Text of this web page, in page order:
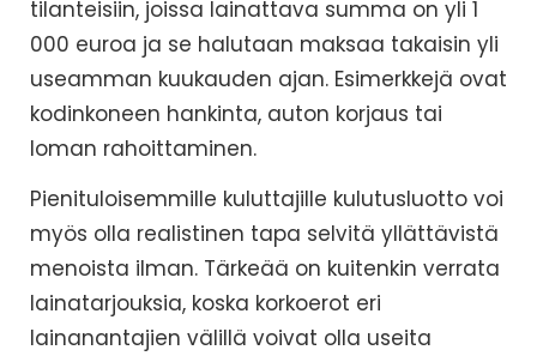
tilanteisiin, joissa lainattava summa on yli 1
000 euroa ja se halutaan maksaa takaisin yli
useamman kuukauden ajan. Esimerkkejä ovat
kodinkoneen hankinta, auton korjaus tai
loman rahoittaminen.
Pienituloisemmille kuluttajille kulutusluotto voi
myös olla realistinen tapa selvitä yllättävistä
menoista ilman. Tärkeää on kuitenkin verrata
lainatarjouksia, koska korkoerot eri
lainanantajien välillä voivat olla useita